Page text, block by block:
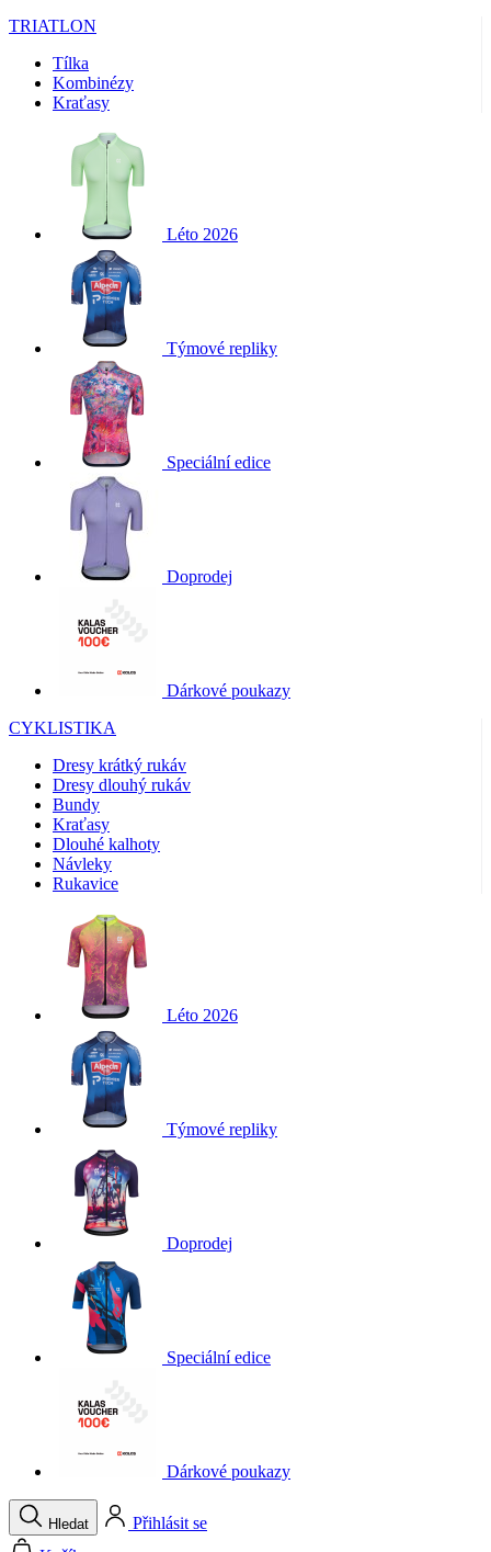
TRIATLON
Tílka
Kombinézy
Kraťasy
Léto 2026
Týmové repliky
Speciální edice
Doprodej
Dárkové poukazy
CYKLISTIKA
Dresy krátký rukáv
Dresy dlouhý rukáv
Bundy
Kraťasy
Dlouhé kalhoty
Návleky
Rukavice
Léto 2026
Týmové repliky
Doprodej
Speciální edice
Dárkové poukazy
Hledat
Přihlásit se